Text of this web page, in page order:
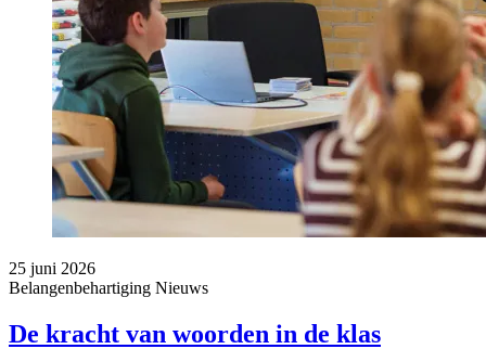
25 juni 2026
Belangenbehartiging Nieuws
De kracht van woorden in de klas